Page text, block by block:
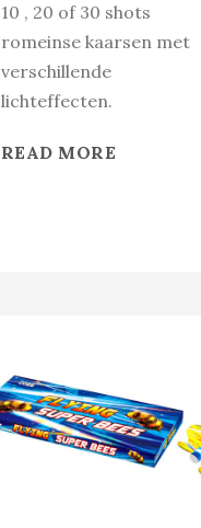
10 , 20 of 30 shots
romeinse kaarsen met
verschillende
lichteffecten.
READ MORE